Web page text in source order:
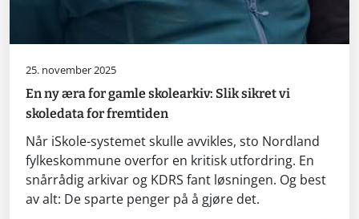
25. november 2025
En ny æra for gamle skolearkiv: Slik sikret vi
skoledata for fremtiden
Når iSkole-systemet skulle avvikles, sto Nordland
fylkeskommune overfor en kritisk utfordring. En
snårrådig arkivar og KDRS fant løsningen. Og best
av alt: De sparte penger på å gjøre det.